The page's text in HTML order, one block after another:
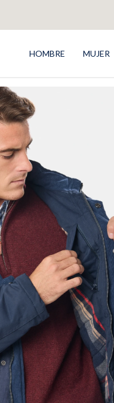
HOMBRE MUJER